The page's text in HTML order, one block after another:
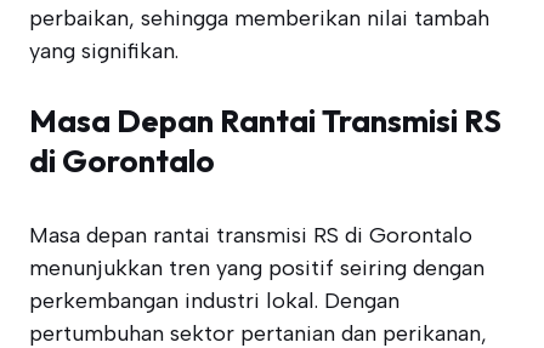
perbaikan, sehingga memberikan nilai tambah
yang signifikan.
Masa Depan Rantai Transmisi RS
di Gorontalo
Masa depan rantai transmisi RS di Gorontalo
menunjukkan tren yang positif seiring dengan
perkembangan industri lokal. Dengan
pertumbuhan sektor pertanian dan perikanan,